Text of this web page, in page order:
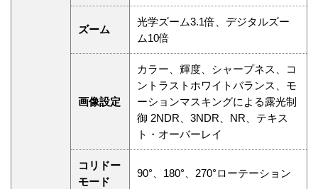
ズーム
光学ズーム3.1倍、デジタルズー
ム10倍
画像設定
カラー、輝度、シャープネス、コ
ントラストホワイトバランス、モ
ーションマスキングによる露光制
御 2NDR、3NDR、NR、テキス
ト・オーバーレイ
コリドー
モード
90°、180°、270°ローテーション